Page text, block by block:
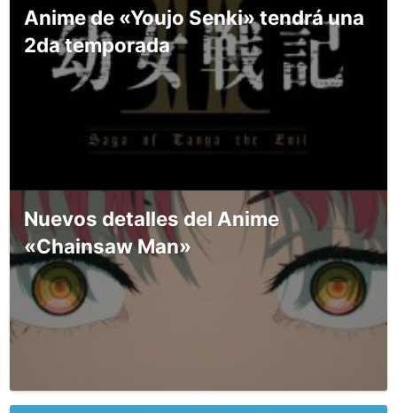
Anime de «Youjo Senki» tendrá una
2da temporada
Nuevos detalles del Anime
«Chainsaw Man»